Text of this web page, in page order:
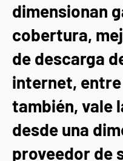
dimensionan
cobertura,
de descarga
internet,
también, vale
desde una
proveedor de